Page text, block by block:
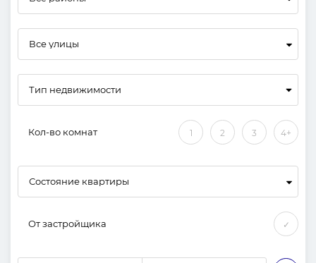
Все улицы
Кол-во комнат 1 2 3 4+
Состояние квартиры
От застройщика ✓